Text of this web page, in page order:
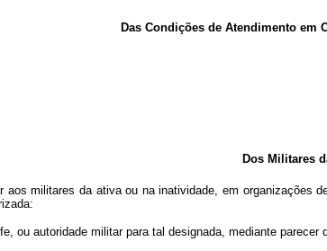
Das Condições de Atendimento em
Dos Militares
aos militares da ativa ou na inatividade, em
autoridade militar para tal designada, mediante parecer